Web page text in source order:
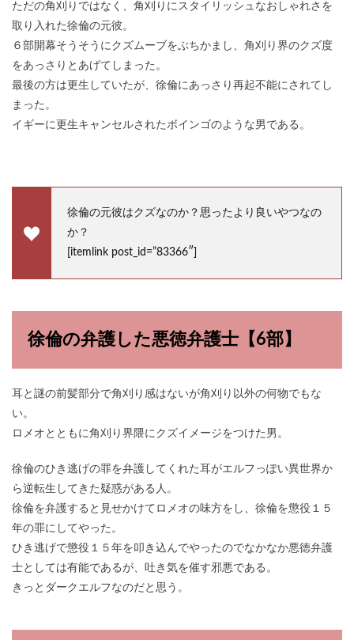
ただの角刈りではなく、角刈りにスタイリッシュなおしゃれさを
取り入れた徐倫の元彼。
６部開幕そうそうにクズムーブをぶちかまし、角刈り界のクズ度
をあっさりとあげてしまった。
最後の方は更生していたが、徐倫にあっさり再起不能にされてし
まった。
イギーに更生キャンセルされたボインゴのような男である。
徐倫の元彼はクズなのか？思ったより良いやつなの
か？
[itemlink post_id=”83366″]
徐倫の弁護した悪徳弁護士【6部】
耳と謎の前髪部分で角刈り感はないが角刈り以外の何物でもな
い。
ロメオとともに角刈り界隈にクズイメージをつけた男。
徐倫のひき逃げの罪を弁護してくれた耳がエルフっぽい異世界か
ら逆転生してきた疑惑がある人。
徐倫を弁護すると見せかけてロメオの味方をし、徐倫を懲役１５
年の罪にしてやった。
ひき逃げで懲役１５年を叩き込んでやったのでなかなか悪徳弁護
士としては有能であるが、吐き気を催す邪悪である。
きっとダークエルフなのだと思う。